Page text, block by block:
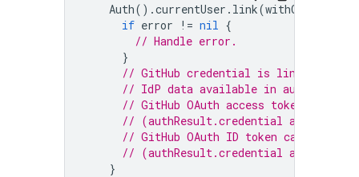
Auth().currentUser . link(withCredential
if error != nil {
// Handle error.
}
// GitHub credential is linked to
// IdP data available in
// GitHub OAuth access token can
// (authResult.credential as?
// GitHub OAuth ID token can be
// (authResult.credential as?
}